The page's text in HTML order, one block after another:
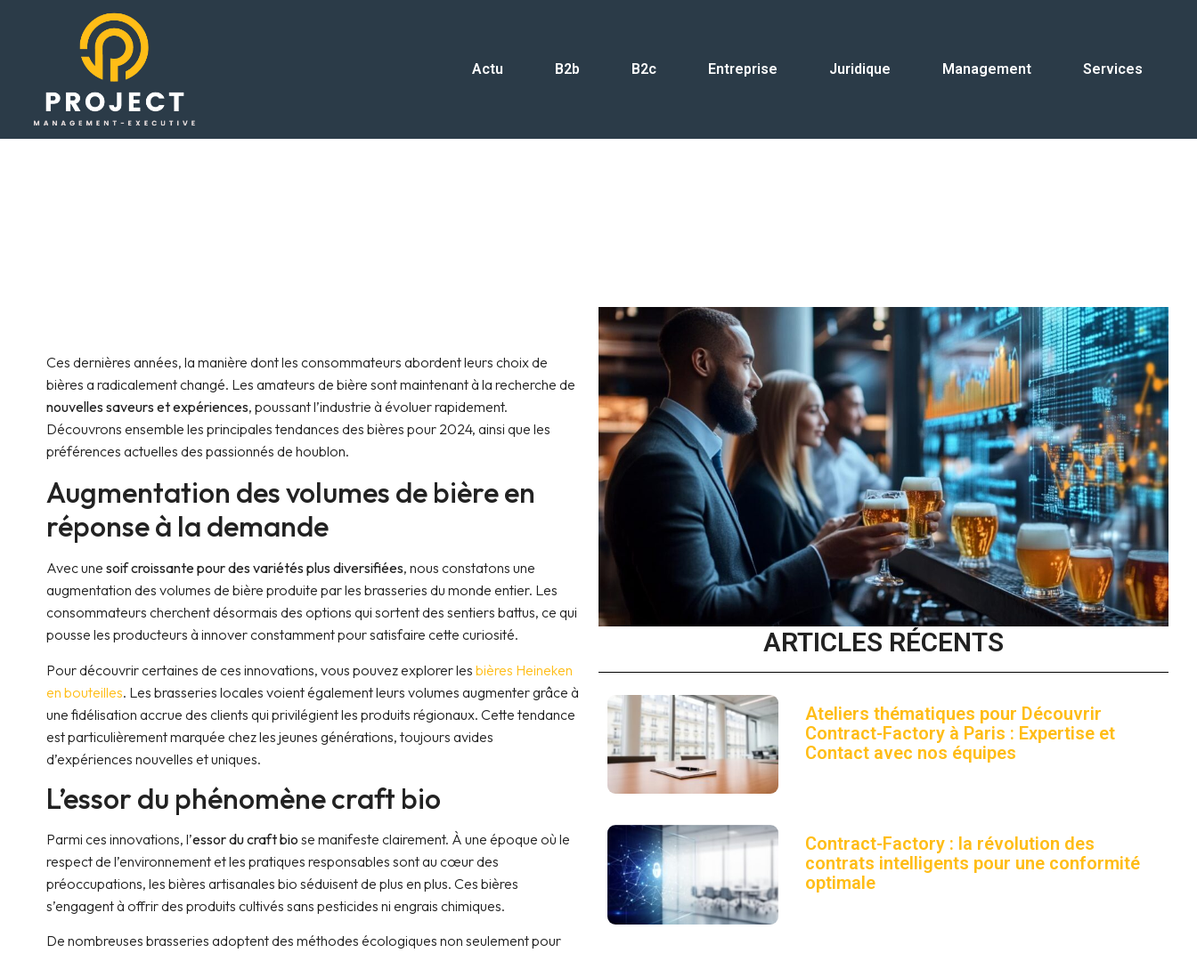
Actu B2b B2c Entreprise Juridique Management Services
Ces dernières années, la manière dont les consommateurs abordent leurs choix de
bières a radicalement changé. Les amateurs de bière sont maintenant à la recherche de
nouvelles saveurs et expériences, poussant l’industrie à évoluer rapidement.
Découvrons ensemble les principales tendances des bières pour 2024, ainsi que les
préférences actuelles des passionnés de houblon.
Augmentation des volumes de bière en
réponse à la demande
Avec une soif croissante pour des variétés plus diversifiées, nous constatons une
augmentation des volumes de bière produite par les brasseries du monde entier. Les
consommateurs cherchent désormais des options qui sortent des sentiers battus, ce qui
pousse les producteurs à innover constamment pour satisfaire cette curiosité.
Pour découvrir certaines de ces innovations, vous pouvez explorer les bières Heineken
en bouteilles. Les brasseries locales voient également leurs volumes augmenter grâce à
une fidélisation accrue des clients qui privilégient les produits régionaux. Cette tendance
est particulièrement marquée chez les jeunes générations, toujours avides
d’expériences nouvelles et uniques.
L’essor du phénomène craft bio
Parmi ces innovations, l’essor du craft bio se manifeste clairement. À une époque où le
respect de l’environnement et les pratiques responsables sont au cœur des
préoccupations, les bières artisanales bio séduisent de plus en plus. Ces bières
s’engagent à offrir des produits cultivés sans pesticides ni engrais chimiques.
De nombreuses brasseries adoptent des méthodes écologiques non seulement pour
ARTICLES RÉCENTS
Ateliers thématiques pour Découvrir
Contract-Factory à Paris : Expertise et
Contact avec nos équipes
Contract-Factory : la révolution des
contrats intelligents pour une conformité
optimale